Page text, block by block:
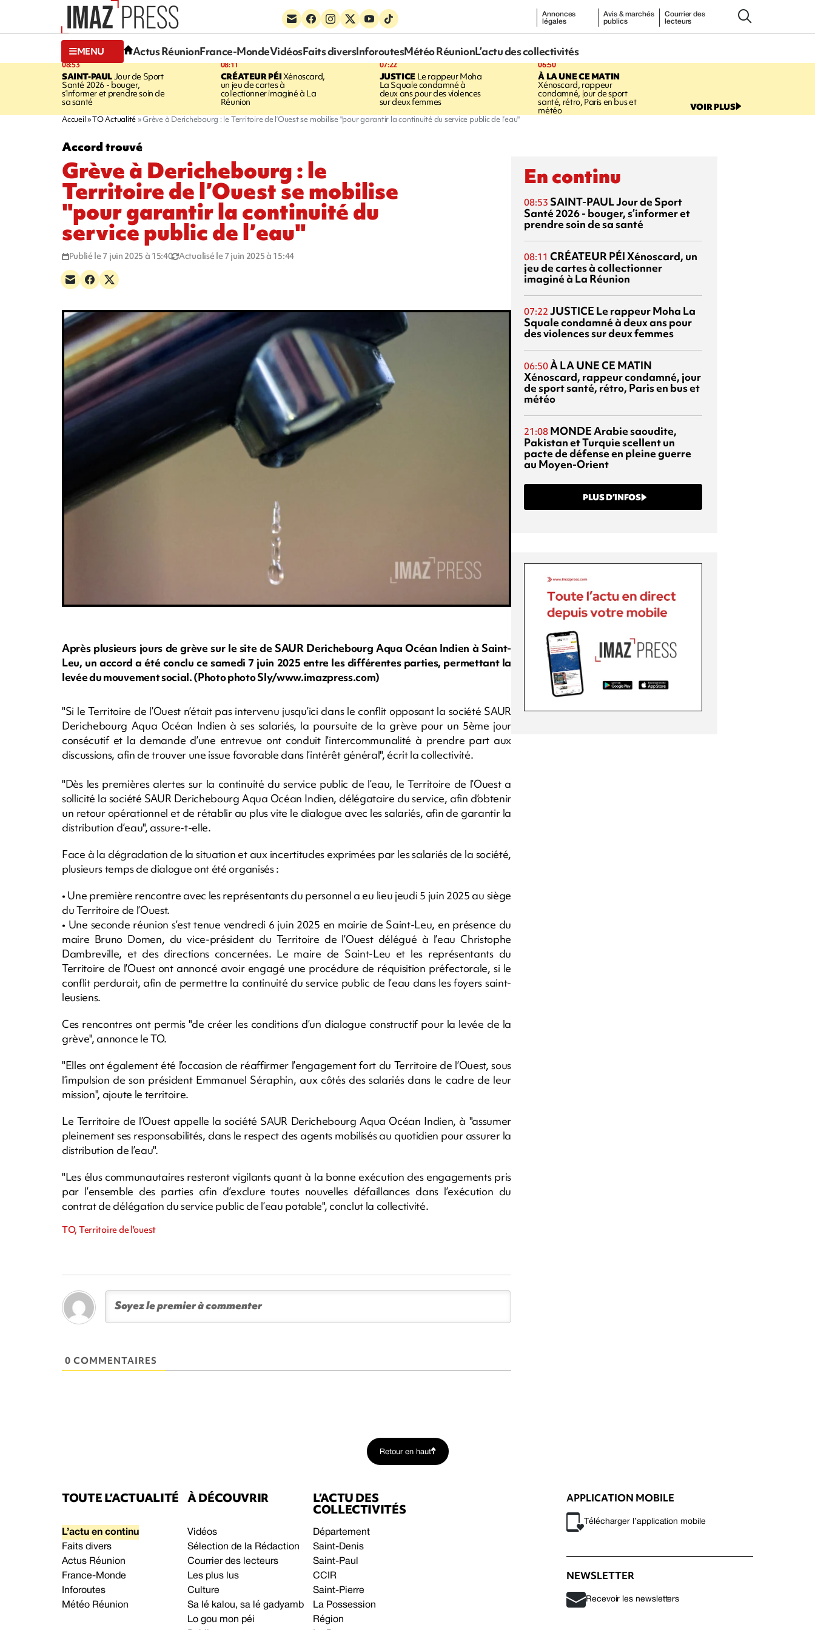
Annonces
légales
Avis & marchés
publics
Courrier des
lecteurs
MENU Actus RéunionFrance-MondeVidéosFaits diversInforoutesMétéo RéunionL’actu des collectivités
08:53
SAINT-PAULJour de Sport
Santé 2026 - bouger,
s’informer et prendre soin de
sa santé
08:11
CRÉATEUR PÉIXénoscard,
un jeu de cartes à
collectionner imaginé à La
Réunion
07:22
JUSTICELe rappeur Moha
La Squale condamné à
deux ans pour des violences
sur deux femmes
06:50
À LA UNE CE MATIN
Xénoscard, rappeur
condamné, jour de sport
santé, rétro, Paris en bus et
météo VOIR PLUS
Accueil TO Actualité Grève à Derichebourg : le Territoire de l’Ouest se mobilise "pour garantir la continuité du service public de l’eau"
Accord trouvé
Grève à Derichebourg : le
Territoire de l’Ouest se mobilise
"pour garantir la continuité du
service public de l’eau"
Publié le 7 juin 2025 à 15:40 Actualisé le 7 juin 2025 à 15:44
Après plusieurs jours de grève sur le site de SAUR Derichebourg Aqua Océan Indien à Saint-
Leu, un accord a été conclu ce samedi 7 juin 2025 entre les différentes parties, permettant la
levée du mouvement social. (Photo photo Sly/www.imazpress.com)
"Si le Territoire de l’Ouest n’était pas intervenu jusqu’ici dans le conflit opposant la société SAUR
Derichebourg Aqua Océan Indien à ses salariés, la poursuite de la grève pour un 5ème jour
consécutif et la demande d’une entrevue ont conduit l’intercommunalité à prendre part aux
discussions, afin de trouver une issue favorable dans l’intérêt général", écrit la collectivité.
"Dès les premières alertes sur la continuité du service public de l’eau, le Territoire de l’Ouest a
sollicité la société SAUR Derichebourg Aqua Océan Indien, délégataire du service, afin d’obtenir
un retour opérationnel et de rétablir au plus vite le dialogue avec les salariés, afin de garantir la
distribution d’eau", assure-t-elle.
Face à la dégradation de la situation et aux incertitudes exprimées par les salariés de la société,
plusieurs temps de dialogue ont été organisés :
• Une première rencontre avec les représentants du personnel a eu lieu jeudi 5 juin 2025 au siège
du Territoire de l’Ouest.
• Une seconde réunion s’est tenue vendredi 6 juin 2025 en mairie de Saint-Leu, en présence du
maire Bruno Domen, du vice-président du Territoire de l’Ouest délégué à l’eau Christophe
Dambreville, et des directions concernées. Le maire de Saint-Leu et les représentants du
Territoire de l’Ouest ont annoncé avoir engagé une procédure de réquisition préfectorale, si le
conflit perdurait, afin de permettre la continuité du service public de l’eau dans les foyers saint-
leusiens.
Ces rencontres ont permis "de créer les conditions d’un dialogue constructif pour la levée de la
grève", annonce le TO.
"Elles ont également été l’occasion de réaffirmer l’engagement fort du Territoire de l’Ouest, sous
l’impulsion de son président Emmanuel Séraphin, aux côtés des salariés dans le cadre de leur
mission", ajoute le territoire.
Le Territoire de l’Ouest appelle la société SAUR Derichebourg Aqua Océan Indien, à "assumer
pleinement ses responsabilités, dans le respect des agents mobilisés au quotidien pour assurer la
distribution de l’eau".
"Les élus communautaires resteront vigilants quant à la bonne exécution des engagements pris
par l’ensemble des parties afin d’exclure toutes nouvelles défaillances dans l’exécution du
contrat de délégation du service public de l’eau potable", conclut la collectivité.
TO, Territoire de l'ouest
0 COMMENTAIRES
En continu
08:53 SAINT-PAULJour de Sport
Santé 2026 - bouger, s’informer et
prendre soin de sa santé
08:11 CRÉATEUR PÉIXénoscard, un
jeu de cartes à collectionner
imaginé à La Réunion
07:22 JUSTICE Le rappeur Moha La
Squale condamné à deux ans pour
des violences sur deux femmes
06:50À LA UNE CE MATIN
Xénoscard, rappeur condamné, jour
de sport santé, rétro, Paris en bus et
météo
21:08 MONDEArabie saoudite,
Pakistan et Turquie scellent un
pacte de défense en pleine guerre
au Moyen-Orient
PLUS D’INFOS
Retour en haut
TOUTE L’ACTUALITÉ
L’actu en continu
Faits divers
Actus Réunion
France-Monde
Inforoutes
Météo Réunion
À DÉCOUVRIR
Vidéos
Sélection de la Rédaction
Courrier des lecteurs
Les plus lus
Culture
Sa lé kalou, sa lé gadyamb
Lo gou mon péi
L’ACTU DES
COLLECTIVITÉS
Département
Saint-Denis
Saint-Paul
CCIR
Saint-Pierre
La Possession
Région
APPLICATION MOBILE
Télécharger l’application mobile
NEWSLETTER
Recevoir les newsletters